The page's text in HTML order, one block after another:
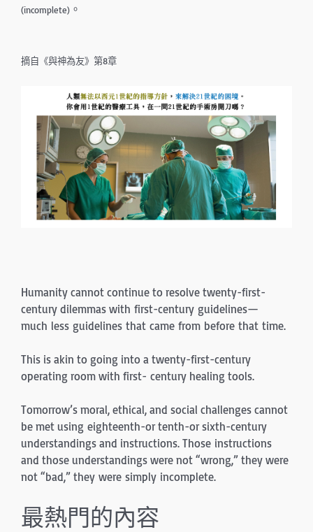
(incomplete) 。
摘自《與神為友》第8章
Humanity cannot continue to resolve twenty-first-
century dilemmas with first-century guidelines—
much less guidelines that came from before that time.
This is akin to going into a twenty-first-century
operating room with first- century healing tools.
Tomorrow’s moral, ethical, and social challenges cannot
be met using eighteenth-or tenth-or sixth-century
understandings and instructions. Those instructions
and those understandings were not “wrong,” they were
not “bad,” they were simply incomplete.
最熱門的內容